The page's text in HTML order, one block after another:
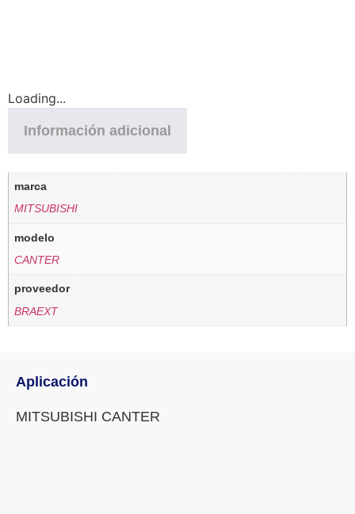
Loading...
Información adicional
marca
MITSUBISHI
modelo
CANTER
proveedor
BRAEXT
Aplicación
MITSUBISHI CANTER